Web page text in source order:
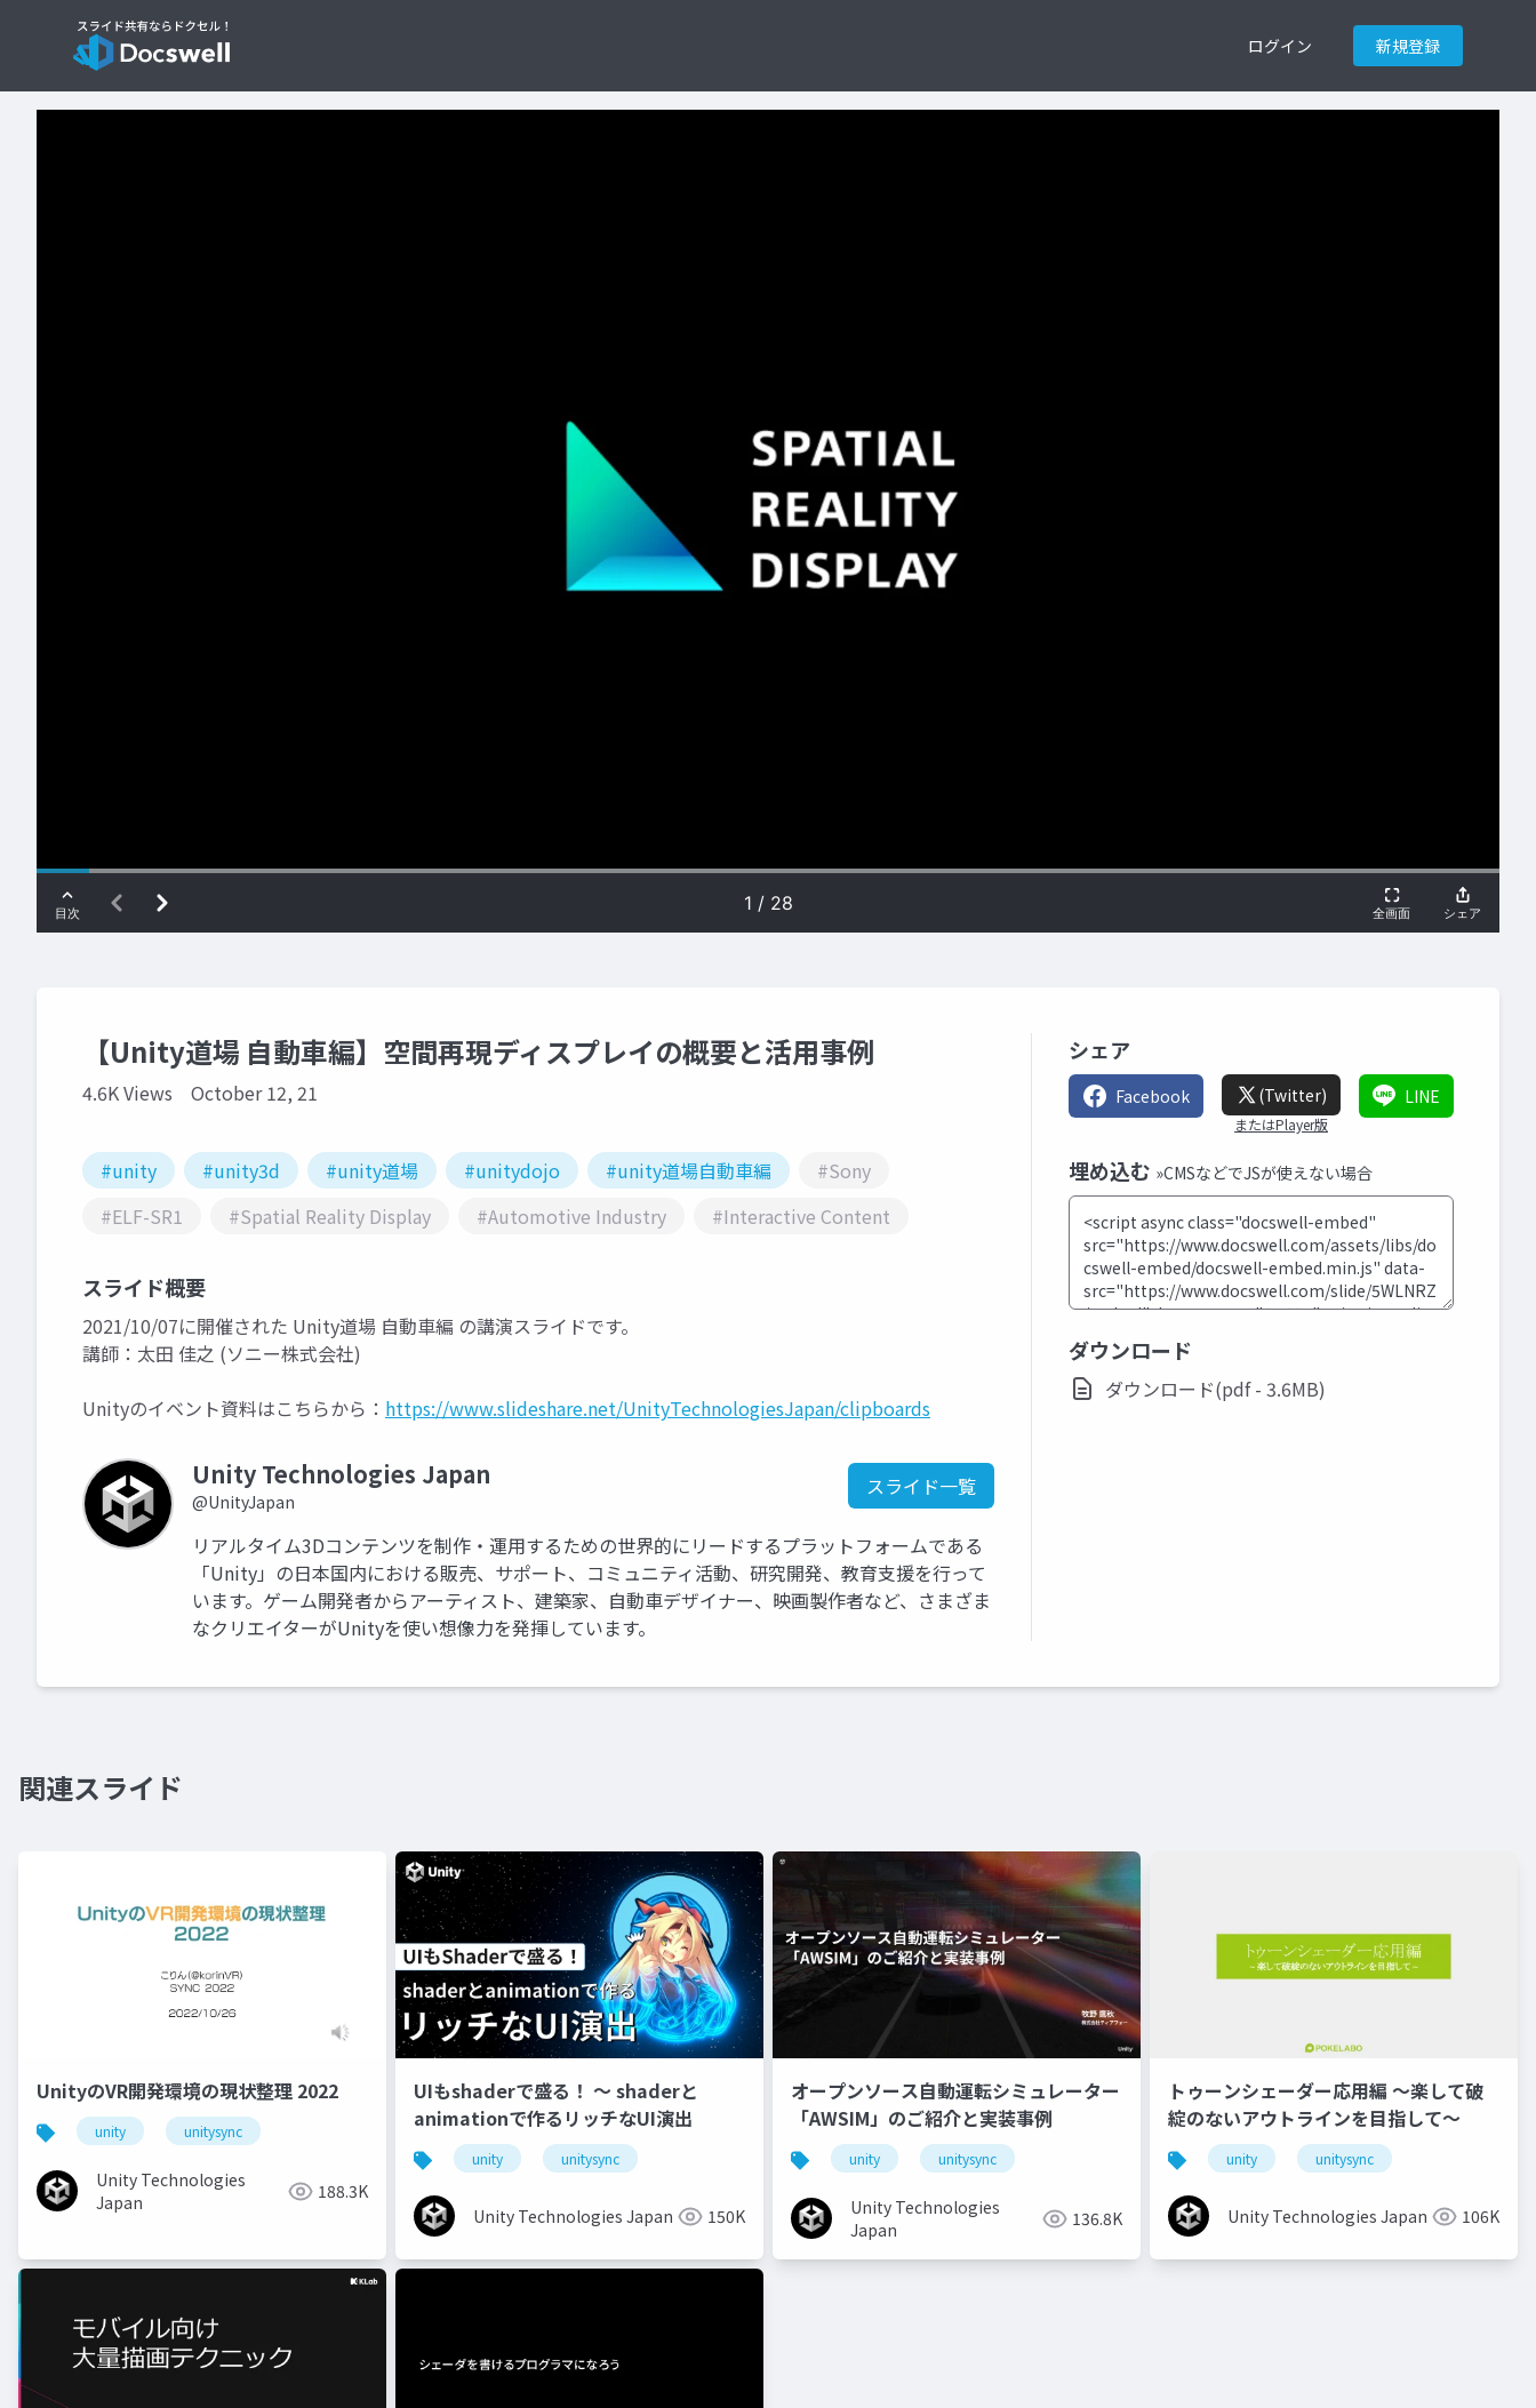
ログイン 新規登録
【Unity道場 自動車編】空間再現ディスプレイの概要と活用事例
4.6K Views October 12, 21
#unity #unity3d #unity道場 #unitydojo #unity道場自動車編
#Sony
#ELF-SR1
#Spatial Reality Display #Automotive Industry #Interactive Content
スライド概要
2021/10/07に開催された Unity道場 自動車編 の講演スライドです。
講師：太田 佳之 (ソニー株式会社)
Unityのイベント資料はこちらから： https://www.slideshare.net/UnityTechnologiesJapan/clipboards
Unity Technologies Japan
@UnityJapan
スライド一覧
リアルタイム3Dコンテンツを制作・運用するための世界的にリードするプラットフォームである
「Unity」の日本国内における販売、サポート、コミュニティ活動、研究開発、教育支援を行って
います。ゲーム開発者からアーティスト、建築家、自動車デザイナー、映画製作者など、さまざま
なクリエイターがUnityを使い想像力を発揮しています。
シェア
Facebook (Twitter)
またはPlayer版
LINE
埋め込む »CMSなどでJSが使えない場合
ダウンロード
ダウンロード(pdf - 3.6MB)
関連スライド
UnityのVR開発環境の現状整理 2022
unity unitysync
Unity Technologies
Japan
188.3K
UIもshaderで盛る！ 〜 shaderと
animationで作るリッチなUI演出
unity unitysync
Unity Technologies Japan 150K
オープンソース自動運転シミュレーター
「AWSIM」のご紹介と実装事例
unity unitysync
Unity Technologies
Japan
136.8K
トゥーンシェーダー応用編 ～楽して破
綻のないアウトラインを目指して～
unity unitysync
Unity Technologies Japan 106K